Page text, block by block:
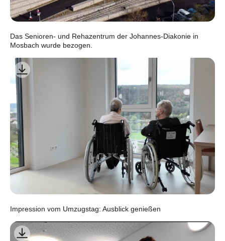
Das Senioren- und Rehazentrum der Johannes-Diakonie in
Mosbach wurde bezogen.
Impression vom Umzugstag: Ausblick genießen